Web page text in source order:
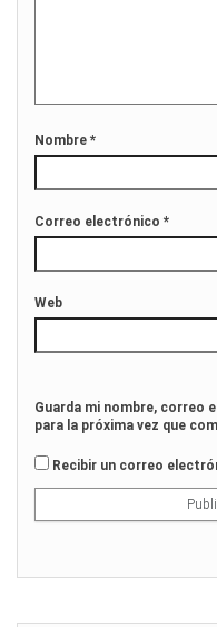
Nombre *
Correo electrónico *
Web
Guarda mi nombre, correo
para la próxima vez que
Recibir un correo